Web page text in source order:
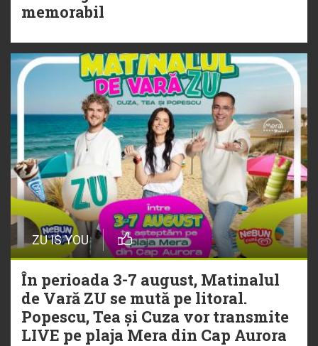
Torpedoul lui Morar: Theo Rose -
memorabil
ZU IS YOU
În perioada 3-7 august, Matinalul
de Vară ZU se mută pe litoral.
Popescu, Tea și Cuza vor transmite
LIVE pe plaja Mera din Cap Aurora